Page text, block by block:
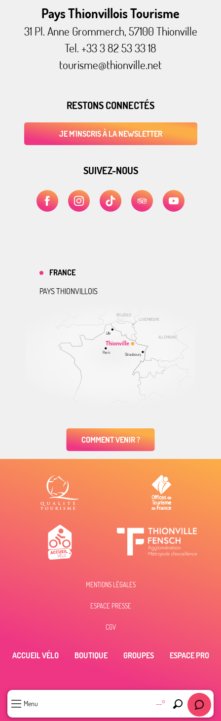
Menu --°
Recherche
Pays Thionvillois Tourisme
31 Pl. Anne Grommerch, 57100 Thionville
Tel. +33 3 82 53 33 18
tourisme@thionville.net
RESTONS CONNECTÉS
JE M'INSCRIS À LA NEWSLETTER
SUIVEZ-NOUS
ALLEMAGNE
BELGIQUE
LUXEMBOURG
Thionville
Lille
Paris Strasbourg
FRANCE
PAYS THIONVILLOIS
COMMENT VENIR ?
MENTIONS LÉGALES
ESPACE PRESSE
CGV
ACCUEIL VÉLO BOUTIQUE GROUPES ESPACE PRO